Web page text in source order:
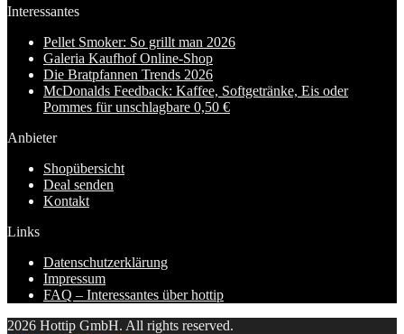
Interessantes
Pellet Smoker: So grillt man 2026
Galeria Kaufhof Online-Shop
Die Bratpfannen Trends 2026
McDonalds Feedback: Kaffee, Softgetränke, Eis oder
Pommes für unschlagbare 0,50 €
Anbieter
Shopübersicht
Deal senden
Kontakt
Links
Datenschutzerklärung
Impressum
FAQ – Interessantes über hottip
2026 Hottip GmbH. All rights reserved.